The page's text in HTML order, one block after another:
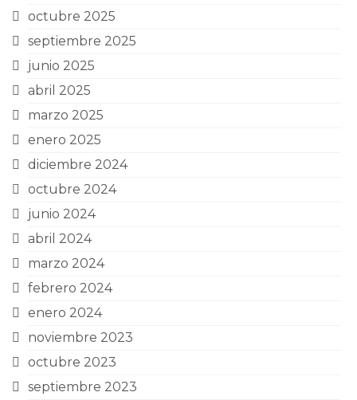
octubre 2025
septiembre 2025
junio 2025
abril 2025
marzo 2025
enero 2025
diciembre 2024
octubre 2024
junio 2024
abril 2024
marzo 2024
febrero 2024
enero 2024
noviembre 2023
octubre 2023
septiembre 2023